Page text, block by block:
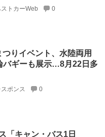
トカーWeb 0
つりイベント、水陸両用
バギーも展示…8月22日多
スポンス 0
「キャン・バス1日